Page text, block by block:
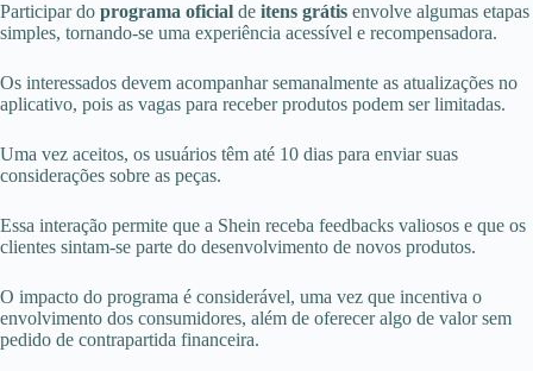
Participar do programa oficial de itens grátis envolve algumas etapas
simples, tornando-se uma experiência acessível e recompensadora.
Os interessados devem acompanhar semanalmente as atualizações no
aplicativo, pois as vagas para receber produtos podem ser limitadas.
Uma vez aceitos, os usuários têm até 10 dias para enviar suas
considerações sobre as peças.
Essa interação permite que a Shein receba feedbacks valiosos e que os
clientes sintam-se parte do desenvolvimento de novos produtos.
O impacto do programa é considerável, uma vez que incentiva o
envolvimento dos consumidores, além de oferecer algo de valor sem
pedido de contrapartida financeira.